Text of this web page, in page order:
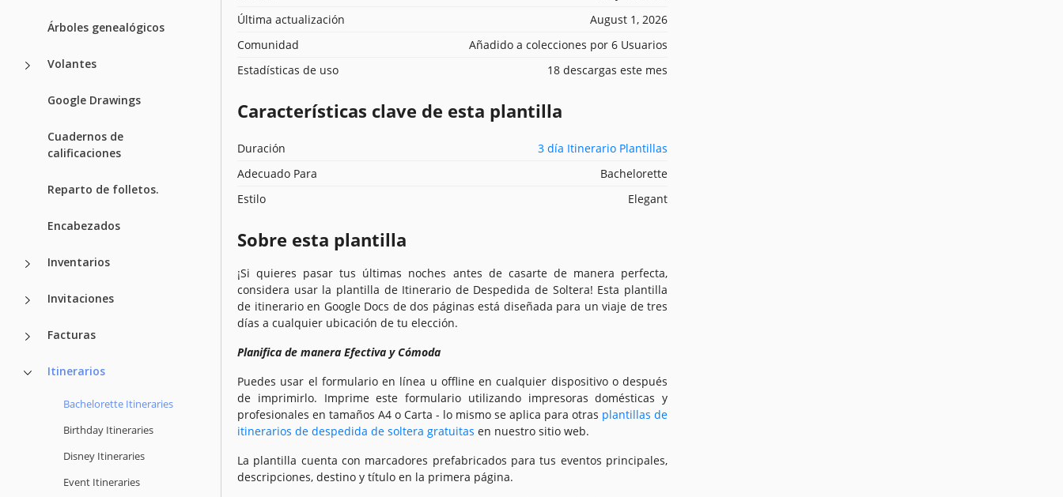
Árboles genealógicos
Volantes
Google Drawings
Cuadernos de
calificaciones
Reparto de folletos.
Encabezados
Inventarios
Invitaciones
Facturas
Itinerarios
Bachelorette Itineraries
Birthday Itineraries
Disney Itineraries
Event Itineraries
Última actualización
August 1, 2026
Comunidad
Añadido a colecciones por 6 Usuarios
Estadísticas de uso
18 descargas este mes
Características clave de esta plantilla
Duración
3 día Itinerario Plantillas
Adecuado Para
Bachelorette
Estilo
Elegant
Sobre esta plantilla
¡Si quieres pasar tus últimas noches antes de casarte de manera perfecta,
considera usar la plantilla de Itinerario de Despedida de Soltera! Esta plantilla
de itinerario en Google Docs de dos páginas está diseñada para un viaje de tres
días a cualquier ubicación de tu elección.
Planifica de manera Efectiva y Cómoda
Puedes usar el formulario en línea u offline en cualquier dispositivo o después
de imprimirlo. Imprime este formulario utilizando impresoras domésticas y
profesionales en tamaños A4 o Carta - lo mismo se aplica para otras plantillas de
itinerarios de despedida de soltera gratuitas en nuestro sitio web.
La plantilla cuenta con marcadores prefabricados para tus eventos principales,
descripciones, destino y título en la primera página.